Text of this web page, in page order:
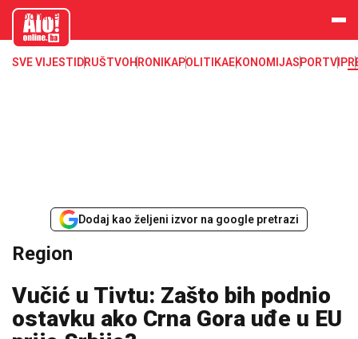
aloonline.b
SVE VIJESTI DRUŠTVOHRONIKAPOLITIKAEKONOMIJASPORTVIP
Dodaj kao željeni izvor na google pretrazi
Region
Vučić u Tivtu: Zašto bih podnio
ostavku ako Crna Gora uđe u EU